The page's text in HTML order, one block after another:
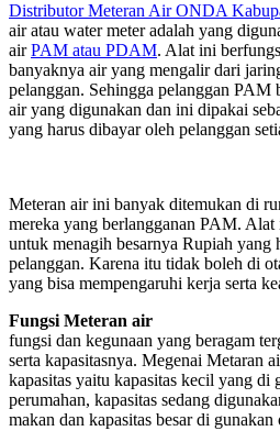
Distributor Meteran Air ONDA
air atau water meter adalah yang
airPAM atau PDAM. Alat ini
banyaknya air yang mengalir dari
pelanggan. Sehingga pelanggan PAM
air yang digunakan dan ini dipakai
yang harus dibayar oleh pelanggan
Meteran air ini banyak ditemukan di
mereka yang berlangganan PAM.
untuk menagih besarnya Rupiah yang
pelanggan. Karena itu tidak boleh di
yang bisa mempengaruhi kerja serta
Fungsi Meteran air
fungsi dan kegunaan yang beragam
serta kapasitasnya. Megenai Metaran
kapasitas yaitu kapasitas kecil yang di
perumahan, kapasitas sedang
makan dan kapasitas besar di